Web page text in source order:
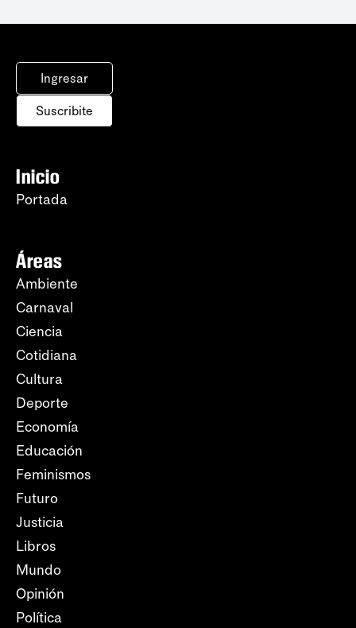
Ingresar
Suscribite
Inicio
Portada
Áreas
Ambiente
Carnaval
Ciencia
Cotidiana
Cultura
Deporte
Economía
Educación
Feminismos
Futuro
Justicia
Libros
Mundo
Opinión
Política